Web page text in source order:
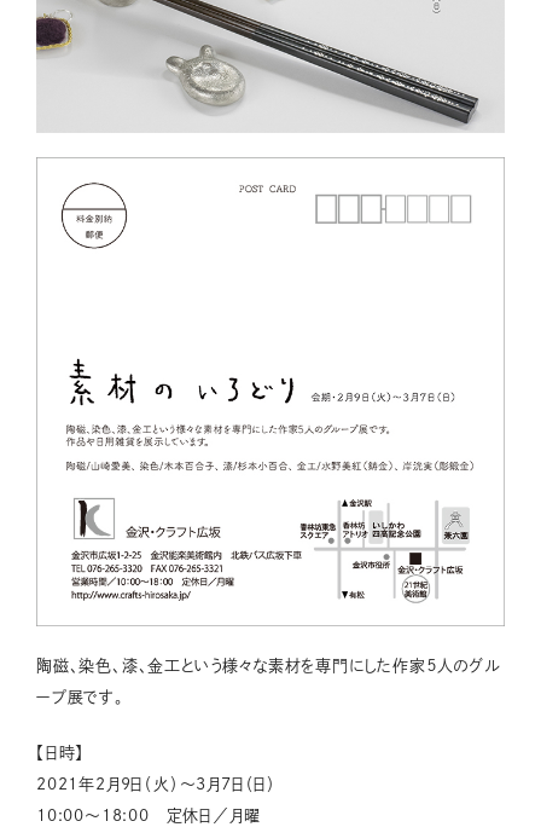
陶磁、染色、漆、金工という様々な素材を専門にした作家５人のグル
ープ展です。
【日時】
2021年2月9日（火）〜3月7日（日）
10:00〜18:00 定休日／月曜